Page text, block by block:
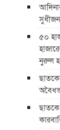
৫০
নুরুল